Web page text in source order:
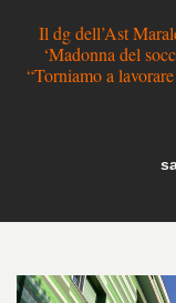
Il dg dell’Ast
‘Madonna del
“Torniamo a